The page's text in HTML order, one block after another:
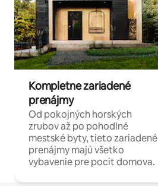
Kompletne zariadené
prenájmy
Od pokojných horských
zrubov až po pohodlné
mestské byty, tieto zariadené
prenájmy majú všetko
vybavenie pre pocit domova.